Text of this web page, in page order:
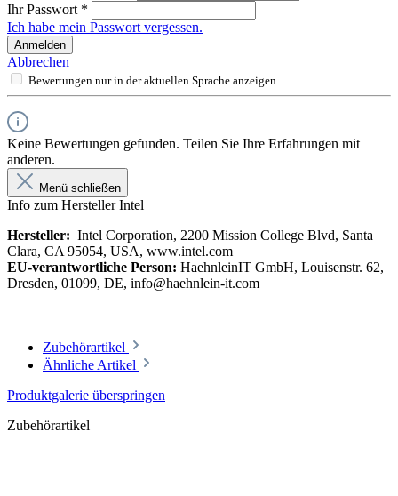
Ihr Passwort *
Ich habe mein Passwort vergessen.
Anmelden
Abbrechen
Bewertungen nur in der aktuellen Sprache anzeigen.
Keine Bewertungen gefunden. Teilen Sie Ihre Erfahrungen mit
anderen.
Menü schließen
Info zum Hersteller Intel
Hersteller: Intel Corporation, 2200 Mission College Blvd, Santa
Clara, CA 95054, USA, www.intel.com
EU-verantwortliche Person: HaehnleinIT GmbH, Louisenstr. 62,
Dresden, 01099, DE, info@haehnlein-it.com
Zubehörartikel
Ähnliche Artikel
Produktgalerie überspringen
Zubehörartikel